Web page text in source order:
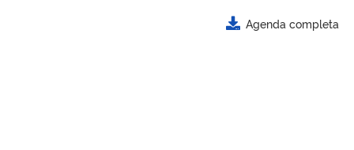
Agenda completa